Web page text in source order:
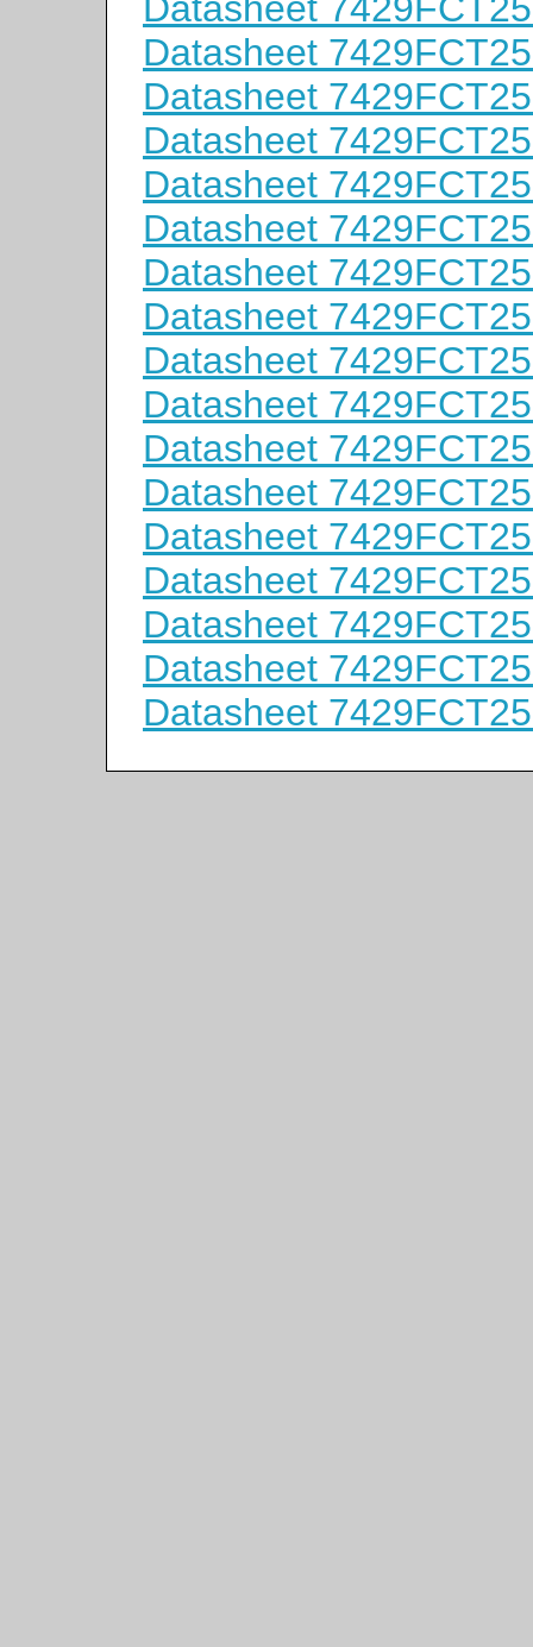
Datasheet
Datasheet
Datasheet
Datasheet
Datasheet
Datasheet
Datasheet
Datasheet
Datasheet
Datasheet
Datasheet
Datasheet
Datasheet
Datasheet
Datasheet
Datasheet